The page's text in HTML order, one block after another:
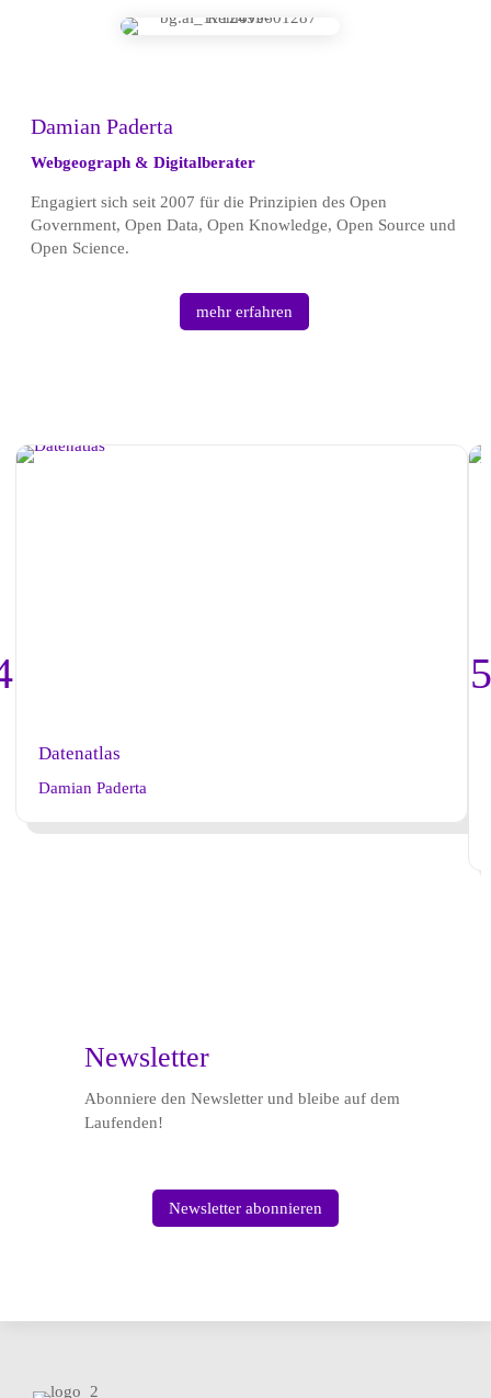
Damian Paderta
Webgeograph & Digitalberater
Engagiert sich seit 2007 für die Prinzipien des Open
Government, Open Data, Open Knowledge, Open Source und
Open Science.
mehr erfahren
Datenatlas
Damian Paderta
Newsletter
Abonniere den Newsletter und bleibe auf dem
Laufenden!
Newsletter abonnieren